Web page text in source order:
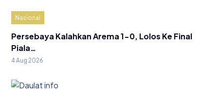
Nasional
Persebaya Kalahkan Arema 1-0, Lolos Ke Final
Piala…
4 Aug 2026